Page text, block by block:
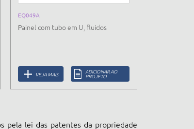
EQ049A
Painel com tubo em U, fluidos
VEJA MAIS ADICIONAR AO
PROJETO
pela lei das patentes da propriedade